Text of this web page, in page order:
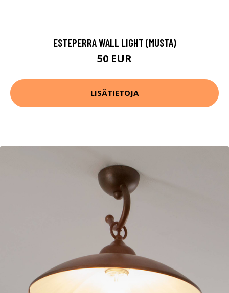
ESTEPERRA WALL LIGHT (MUSTA)
50 EUR
LISÄTIETOJA